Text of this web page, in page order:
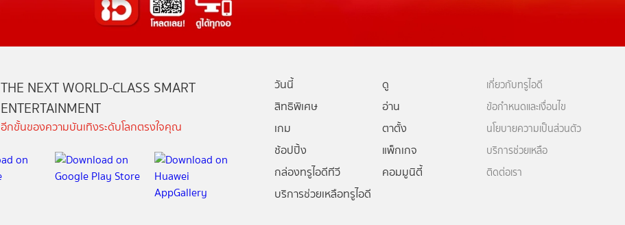
THE NEXT WORLD-CLASS SMART
ENTERTAINMENT
อีกขั้นของความบันเทิงระดับโลกตรงใจคุณ
วันนี้
ดู
สิทธิพิเศษ
อ่าน
เกม
ตาตั้ง
ช้อปปิ้ง
แพ็กเกจ
กล่องทรูไอดีทีวี
คอมมูนิตี้
บริการช่วยเหลือทรูไอดี
เกี่ยวกับทรูไอดี
ข้อกำหนดและเงื่อนไข
นโยบายความเป็นส่วนตัว
บริการช่วยเหลือ
ติดต่อเรา